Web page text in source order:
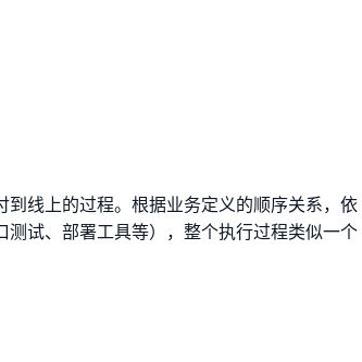
线上的过程。根据业务定义的顺序关系，依
试、部署工具等），整个执行过程类似一个